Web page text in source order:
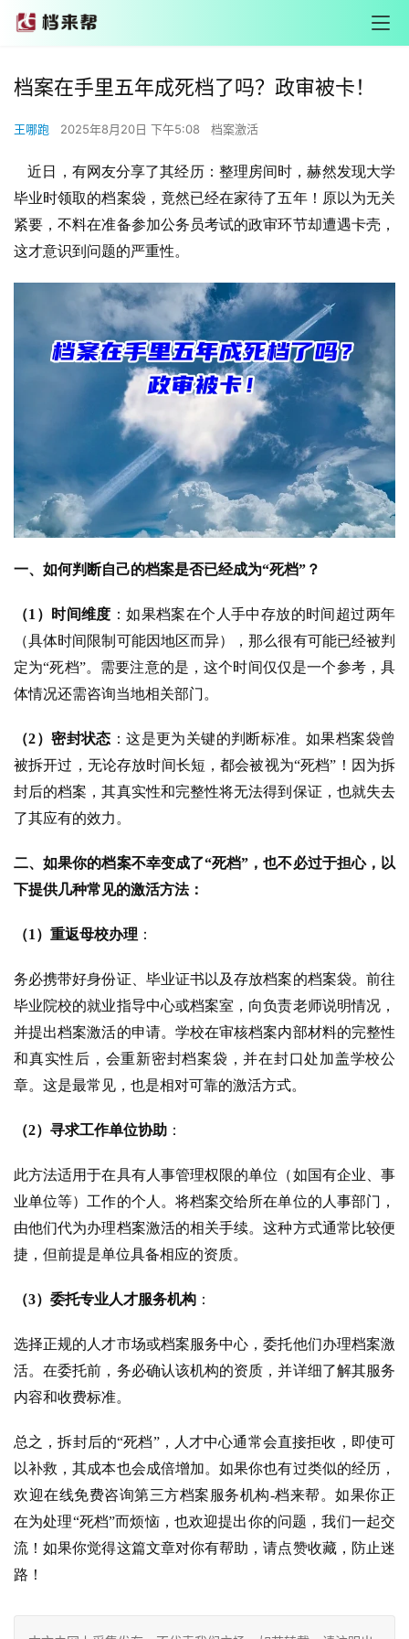
档案在手里五年成死档了吗？政审被卡！
王哪跑 2025年8月20日 下午5:08 档案激活
近日，有网友分享了其经历：整理房间时，赫然发现大学
毕业时领取的档案袋，竟然已经在家待了五年！原以为无关
紧要，不料在准备参加公务员考试的政审环节却遭遇卡壳，
这才意识到问题的严重性。
一、如何判断自己的档案是否已经成为“死档”？
（1）时间维度 ：如果档案在个人手中存放的时间超过两年
（具体时间限制可能因地区而异），那么很有可能已经被判
定为“死档”。需要注意的是，这个时间仅仅是一个参考，具
体情况还需咨询当地相关部门。
（2）密封状态 ：这是更为关键的判断标准。如果档案袋曾
被拆开过，无论存放时间长短，都会被视为“死档”！因为拆
封后的档案，其真实性和完整性将无法得到保证，也就失去
了其应有的效力。
二、如果你的档案不幸变成了“死档”，也不必过于担心，以
下提供几种常见的激活方法：
（1）重返母校办理 ：
务必携带好身份证、毕业证书以及存放档案的档案袋。前往
毕业院校的就业指导中心或档案室，向负责老师说明情况，
并提出档案激活的申请。学校在审核档案内部材料的完整性
和真实性后，会重新密封档案袋，并在封口处加盖学校公
章。这是最常见，也是相对可靠的激活方式。
（2）寻求工作单位协助 ：
此方法适用于在具有人事管理权限的单位（如国有企业、事
业单位等）工作的个人。 将档案交给所在单位的人事部门，
由他们代为办理档案激活的相关手续。这种方式通常比较便
捷，但前提是单位具备相应的资质。
（3）委托专业人才服务机构 ：
选择正规的人才市场或档案服务中心，委托他们办理档案激
活。在委托前，务必确认该机构的资质，并详细了解其服务
内容和收费标准。
总之，拆封后的“死档”，人才中心通常会直接拒收，即使可
以补救，其成本也会成倍增加。如果你也有过类似的经历，
欢迎在线免费咨询第三方档案服务机构-档来帮。如果你正
在为处理“死档”而烦恼，也欢迎提出你的问题，我们一起交
流！如果你觉得这篇文章对你有帮助，请点赞收藏，防止迷
路！